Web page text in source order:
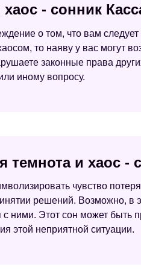
- сонник
о том, что вам
то наяву у вас могут
законные права
иному вопросу.
темнота и хаос -
чувство
решений. Возможно, в
с ними. Этот сон может
этой неприятной ситуации.